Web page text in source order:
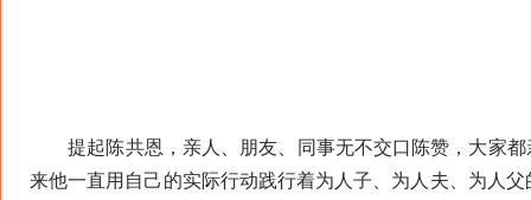
提起陈共恩，亲人、朋友、同事无不交口陈赞，大家都
来他一直用自己的实际行动践行着为人子、为人夫、为人